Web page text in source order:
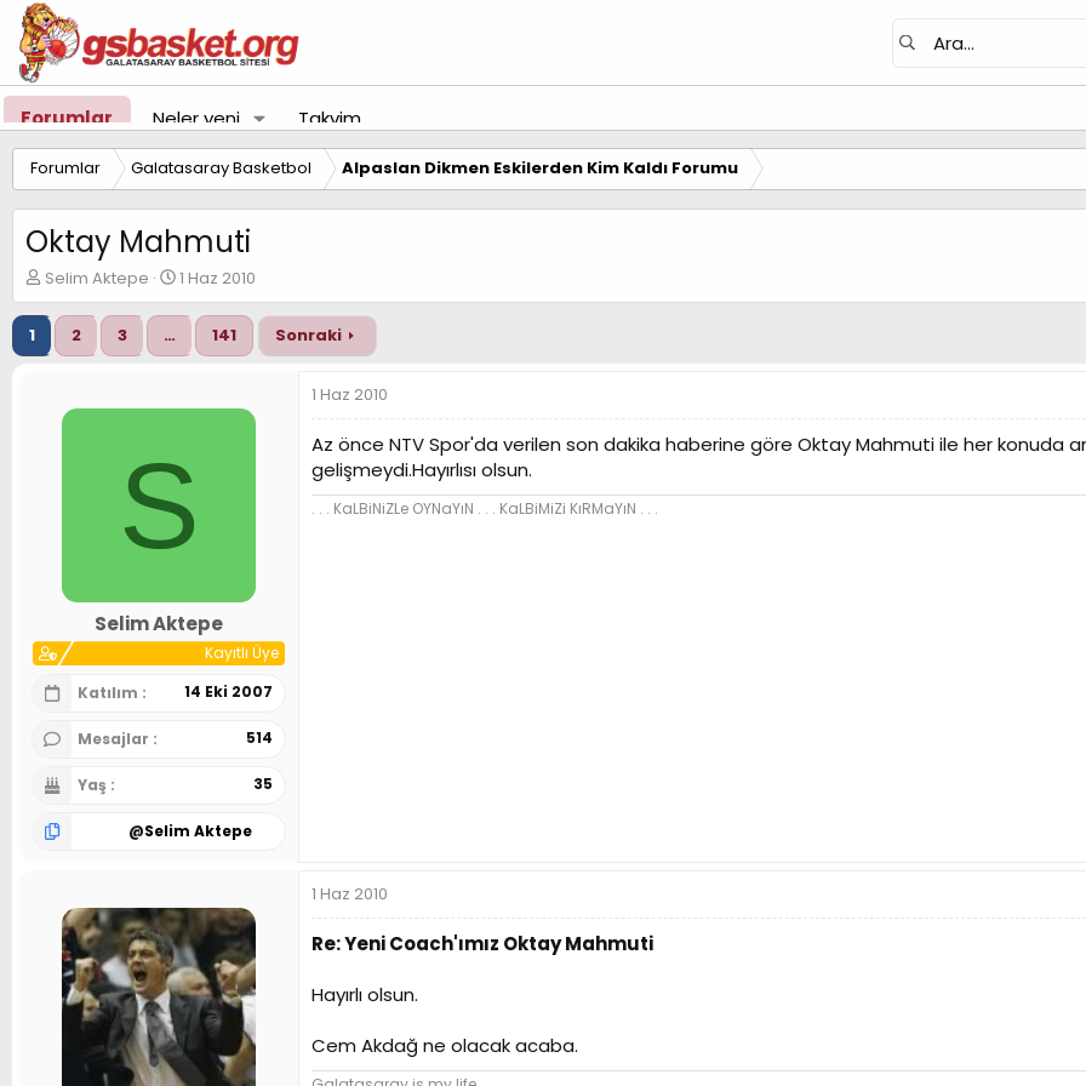
Forumlar Neler yeni Takvim
Forumlar Galatasaray Basketbol Alpaslan Dikmen Eskilerden Kim Kaldı Forumu
Oktay Mahmuti
K
o
n
u
y
Selim Aktepe
B
a
ş
a
g
t
r
i
1 Haz 2010
1 2 3 … 141 Sonraki
S
Selim Aktepe
Kayıtlı Üye
Katılım
14 Eki 2007
Mesajlar 514
Yaş 35
@Selim Aktepe
1 Haz 2010
Az önce NTV Spor'da verilen son dakika haberine göre Oktay Mahmuti ile her konuda
gelişmeydi.Hayırlısı olsun.
. . . KaLBiNiZLe OYNaYıN . . . KaLBiMiZi KıRMaYıN . . .
1 Haz 2010
Re: Yeni Coach'ımız Oktay Mahmuti
Hayırlı olsun.
Cem Akdağ ne olacak acaba.